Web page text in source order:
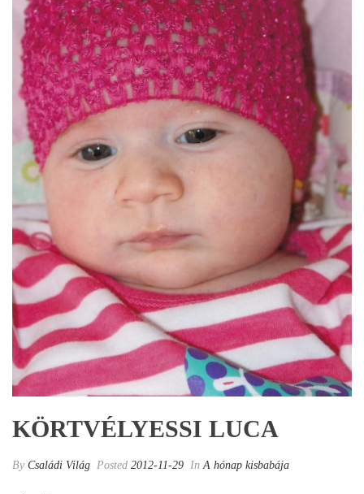
KÖRTVÉLYESSI LUCA
By Családi Világ Posted 2012-11-29 In A hónap kisbabája